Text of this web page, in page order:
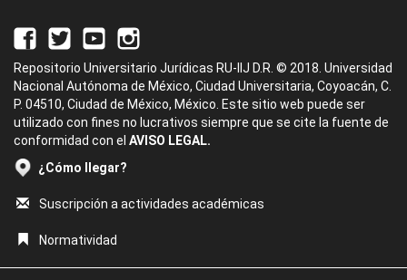
Repositorio Universitario Jurídicas RU-IIJ D.R. © 2018. Universidad
Nacional Autónoma de México, Ciudad Universitaria, Coyoacán, C.
P. 04510, Ciudad de México, México. Este sitio web puede ser
utilizado con fines no lucrativos siempre que se cite la fuente de
conformidad con el AVISO LEGAL.
¿Cómo llegar?
Suscripción a actividades académicas
Normatividad